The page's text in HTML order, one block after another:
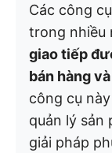
Các công
trong nhiều
giao tiếp
bán hàng
công cụ
quản lý sản
giải pháp